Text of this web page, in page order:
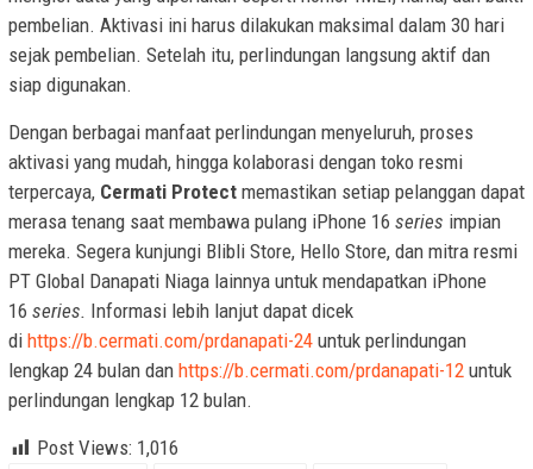
pembelian. Aktivasi ini harus dilakukan maksimal dalam 30 hari
sejak pembelian. Setelah itu, perlindungan langsung aktif dan
siap digunakan.
Dengan berbagai manfaat perlindungan menyeluruh, proses
aktivasi yang mudah, hingga kolaborasi dengan toko resmi
terpercaya, Cermati Protect memastikan setiap pelanggan dapat
merasa tenang saat membawa pulang iPhone 16 series impian
mereka. Segera kunjungi Blibli Store, Hello Store, dan mitra resmi
PT Global Danapati Niaga lainnya untuk mendapatkan iPhone
16 series. Informasi lebih lanjut dapat dicek
di https://b.cermati.com/prdanapati-24 untuk perlindungan
lengkap 24 bulan dan https://b.cermati.com/prdanapati-12 untuk
perlindungan lengkap 12 bulan.
Post Views: 1,016